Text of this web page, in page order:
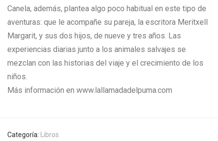
Canela, además, plantea algo poco habitual en este tipo de
aventuras: que le acompañe su pareja, la escritora Meritxell
Margarit, y sus dos hijos, de nueve y tres años. Las
experiencias diarias junto a los animales salvajes se
mezclan con las historias del viaje y el crecimiento de los
niños.
Más información en www.lallamadadelpuma.com
Categoría: Libros